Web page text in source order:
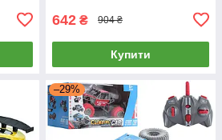
642 ₴ 904 ₴
Купити
–29%